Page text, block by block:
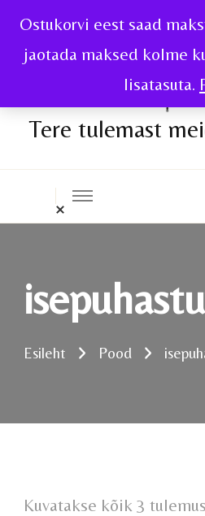
Ostukorvi eest saad
jaotada maksed kolme
lisatasuta.
Tere tulemast
Esileht Pood
Kuvatakse kõik 3